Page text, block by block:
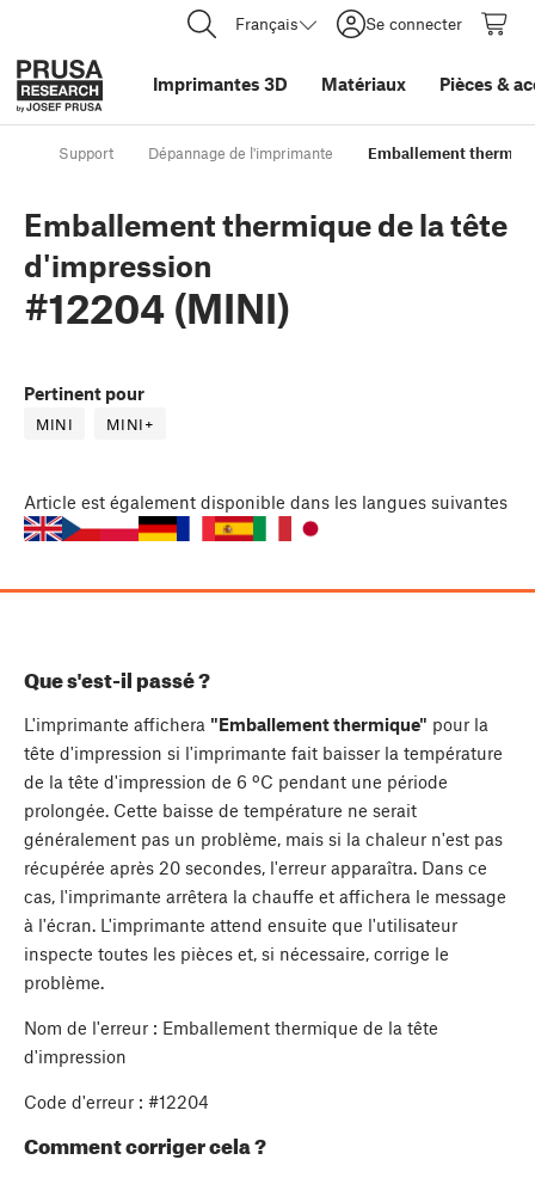
Français Se connecter
Imprimantes 3D Matériaux Pièces &
Support Dépannage de l'imprimante Emballement
Emballement thermique de la tête
d'impression
#12204 (MINI)
Pertinent pour
MINI MINI+
Article est également disponible dans les langues suivantes
Que s'est-il passé ?
L'imprimante affichera "Emballement thermique" pour la
tête d'impression si l'imprimante fait baisser la température
de la tête d'impression de 6 ºC pendant une période
prolongée. Cette baisse de température ne serait
généralement pas un problème, mais si la chaleur n'est pas
récupérée après 20 secondes, l'erreur apparaîtra. Dans ce
cas, l'imprimante arrêtera la chauffe et affichera le message
à l'écran. L'imprimante attend ensuite que l'utilisateur
inspecte toutes les pièces et, si nécessaire, corrige le
problème.
Nom de l'erreur : Emballement thermique de la tête
d'impression
Code d'erreur : #12204
Comment corriger cela ?